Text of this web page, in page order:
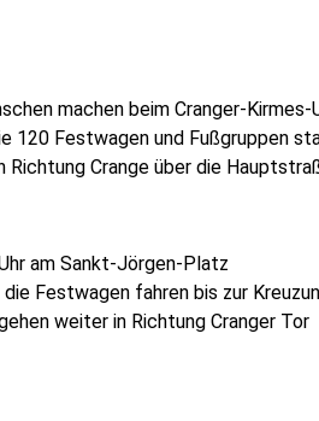
machen beim Cranger-
120 Festwagen und Fußgruppen
Richtung Crange über die
am Sankt-Jörgen-Platz
die Festwagen fahren bis zur
weiter in Richtung Cranger Tor